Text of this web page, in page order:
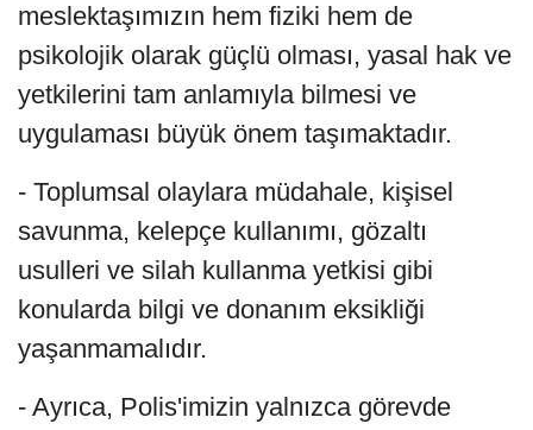
meslektaşımızın hem fiziki hem de
psikolojik olarak güçlü olması, yasal hak ve
yetkilerini tam anlamıyla bilmesi ve
uygulaması büyük önem taşımaktadır.
- Toplumsal olaylara müdahale, kişisel
savunma, kelepçe kullanımı, gözaltı
usulleri ve silah kullanma yetkisi gibi
konularda bilgi ve donanım eksikliği
yaşanmamalıdır.
- Ayrıca, Polis'imizin yalnızca görevde